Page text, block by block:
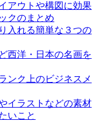
アウトや構図に効果
クのまとめ
入れる簡単な３つの
西洋・日本の名画を
ンク上のビジネスメ
イラストなどの素材
いこと